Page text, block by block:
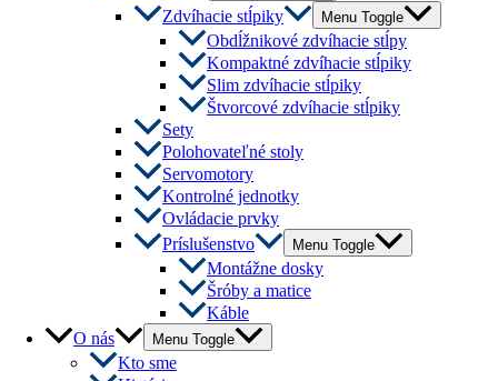
Zdvíhacie stĺpiky Menu Toggle
Obdĺžnikové zdvíhacie stĺpy
Kompaktné zdvíhacie stĺpiky
Slim zdvíhacie stĺpiky
Štvorcové zdvíhacie stĺpiky
Sety
Polohovateľné stoly
Servomotory
Kontrolné jednotky
Ovládacie prvky
Príslušenstvo
Menu Toggle
Montážne dosky
Šróby a matice
Káble
O nás
Menu Toggle
Kto sme